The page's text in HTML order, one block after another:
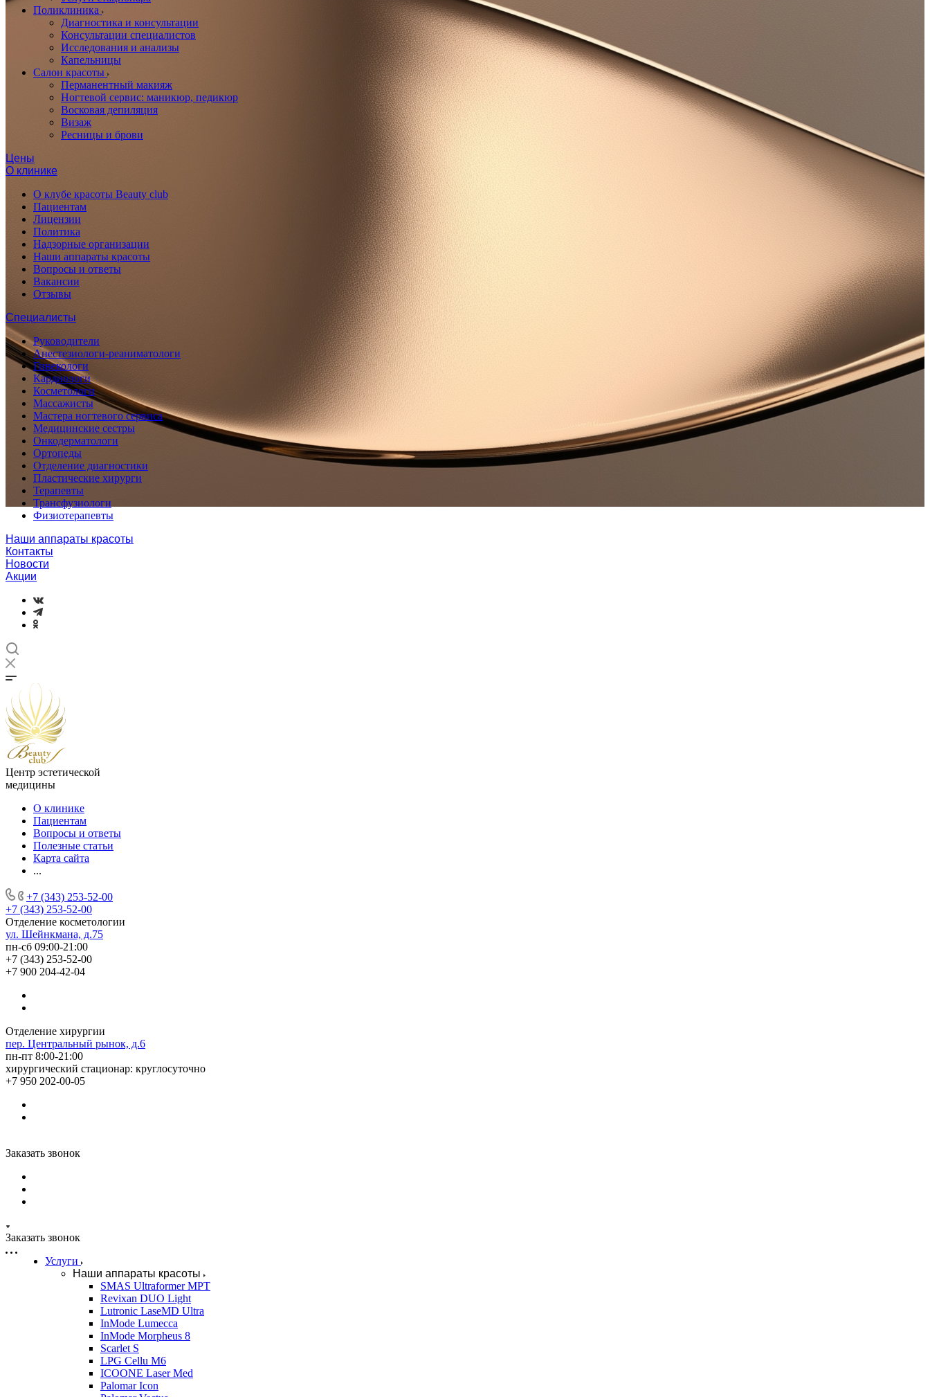
Поликлиника
Диагностика и консультации
Консультации специалистов
Исследования и анализы
Капельницы
Салон красоты
Перманентный макияж
Ногтевой сервис: маникюр, педикюр
Восковая депиляция
Визаж
Ресницы и брови
Цены
О клинике
О клубе красоты Beauty club
Пациентам
Лицензии
Политика
Надзорные организации
Наши аппараты красоты
Вопросы и ответы
Вакансии
Отзывы
Специалисты
Руководители
Анестезиологи-реаниматологи
Гинекологи
Кардиологи
Косметологи
Массажисты
Мастера ногтевого сервиса
Медицинские сестры
Онкодерматологи
Ортопеды
Отделение диагностики
Пластические хирурги
Терапевты
Трансфузиологи
Физиотерапевты
Наши аппараты красоты
Контакты
Новости
Акции
Центр эстетической
медицины
О клинике
Пациентам
Вопросы и ответы
Полезные статьи
Карта сайта
...
+7 (343) 253-52-00
+7 (343) 253-52-00
Отделение косметологии
ул. Шейнкмана, д.75
пн-сб 09:00-21:00
+7 (343) 253-52-00
+7 900 204-42-04
Отделение хирургии
пер. Центральный рынок, д.6
пн-пт 8:00-21:00
хирургический стационар: круглосуточно
+7 950 202-00-05
Заказать звонок
Заказать звонок
Услуги
Наши аппараты красоты
SMAS Ultraformer MPT
Revixan DUO Light
Lutronic LaseMD Ultra
InMode Lumecca
InMode Morpheus 8
Scarlet S
LPG Cellu M6
ICOONE Laser Med
Palomar Icon